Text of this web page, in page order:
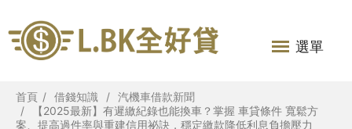
選單
首頁 借錢知識
汽機車借款新聞
【2025最新】有遲繳紀錄也能換車？掌握 車貸條件 寬鬆方
案、提高過件率與重建信用祕訣，穩定繳款降低利息負擔壓力